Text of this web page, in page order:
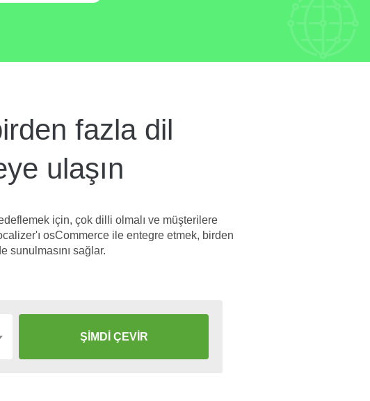
fazla dil
ulaşın
için, çok dilli olmalı ve müşterilere
osCommerce ile entegre etmek, birden
sağlar.
ŞİMDİ ÇEVİR